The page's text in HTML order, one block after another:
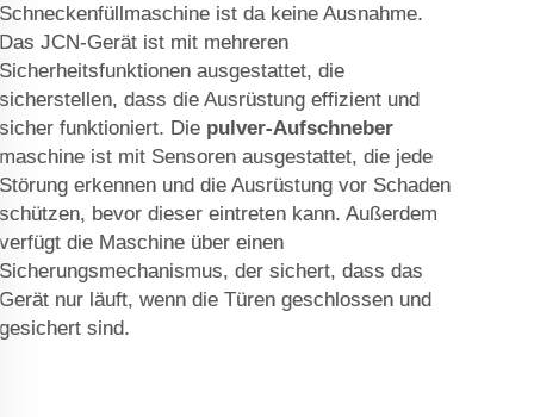
Schneckenfüllmaschine ist da keine Ausnahme.
Das JCN-Gerät ist mit mehreren
Sicherheitsfunktionen ausgestattet, die
sicherstellen, dass die Ausrüstung effizient und
sicher funktioniert. Die pulver-Aufschneber
maschine ist mit Sensoren ausgestattet, die jede
Störung erkennen und die Ausrüstung vor Schaden
schützen, bevor dieser eintreten kann. Außerdem
verfügt die Maschine über einen
Sicherungsmechanismus, der sichert, dass das
Gerät nur läuft, wenn die Türen geschlossen und
gesichert sind.